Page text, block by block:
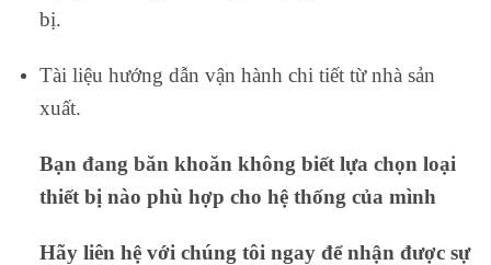
bị.
Tài liệu hướng dẫn vận hành chi tiết từ nhà sản
xuất.
Bạn đang băn khoăn không biết lựa chọn loại
thiết bị nào phù hợp cho hệ thống của mình
Hãy liên hệ với chúng tôi ngay để nhận được sự